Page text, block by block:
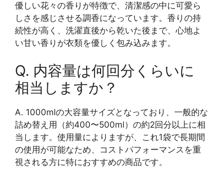
優しい花々の香りが特徴で、清潔感の中に可愛ら
しさを感じさせる調香になっています。香りの持
続性が高く、洗濯直後から乾いた後まで、心地よ
い甘い香りが衣類を優しく包み込みます。
Q. 内容量は何回分くらいに
相当しますか？
A. 1000mlの大容量サイズとなっており、一般的な
詰め替え用（約400〜500ml）の約2回分以上に相
当します。使用量によりますが、これ1袋で長期間
の使用が可能なため、コストパフォーマンスを重
視される方に特におすすめの商品です。